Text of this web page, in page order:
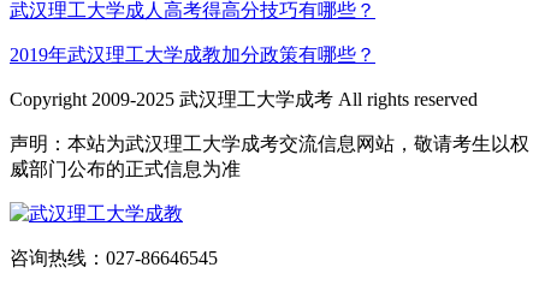
武汉理工大学成人高考得高分技巧有哪些？
2019年武汉理工大学成教加分政策有哪些？
Copyright 2009-2025 武汉理工大学成考 All rights reserved
声明：本站为武汉理工大学成考交流信息网站，敬请考生以权
威部门公布的正式信息为准
咨询热线：027-86646545